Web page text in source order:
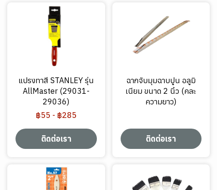
แปรงทาสี STANLEY รุ่น
AllMaster (29031-
29036)
฿55 - ฿285
ติดต่อเรา
ฉากจับมุมฉาบปูน อลูมิ
เนียม ขนาด 2 นิ้ว (คละ
ความยาว)
ติดต่อเรา